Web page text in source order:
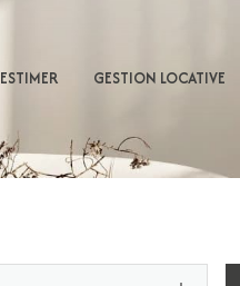
ESTIMER GESTION LOCATIVE